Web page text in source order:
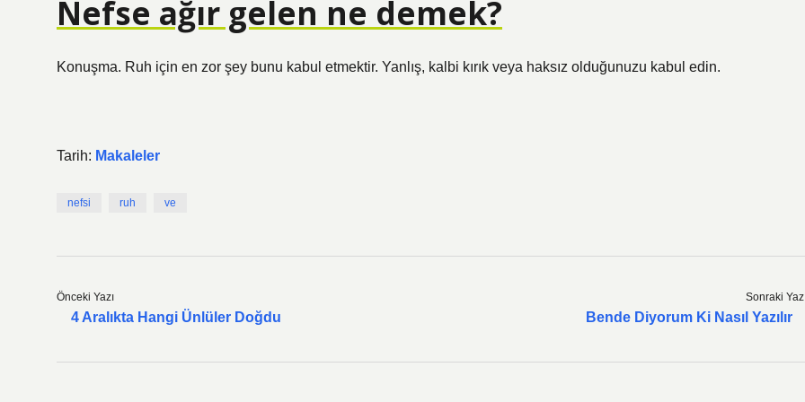
Nefse ağır gelen ne demek?
Konuşma. Ruh için en zor şey bunu kabul etmektir. Yanlış, kalbi kırık veya haksız olduğunuzu kabul edin.
Tarih: Makaleler
nefsi ruh ve
Önceki Yazı
4 Aralıkta Hangi Ünlüler Doğdu
Sonraki
Bende Diyorum Ki Nasıl Yazılır